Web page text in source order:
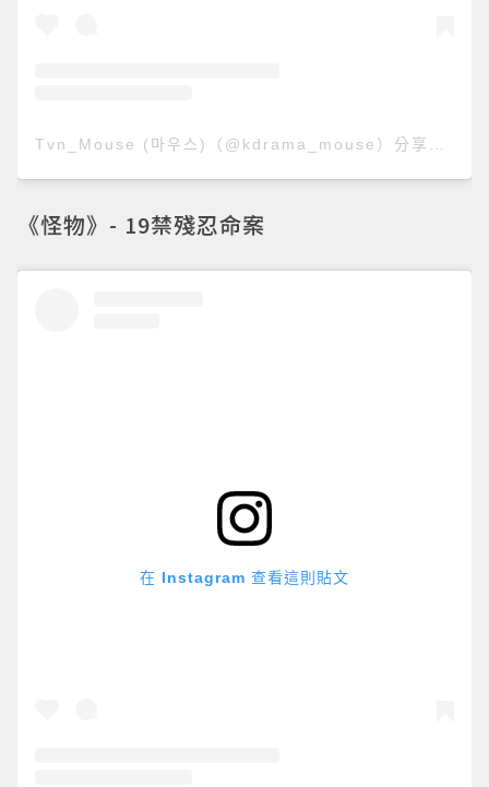
《怪物》- 19禁殘忍命案
在 Instagram 查看這則貼文